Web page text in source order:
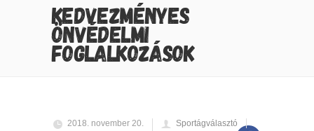
KEDVEZMÉNYES
ÖNVÉDELMI
FOGLALKOZÁSOK
2018. november 20.
Sportágválasztó